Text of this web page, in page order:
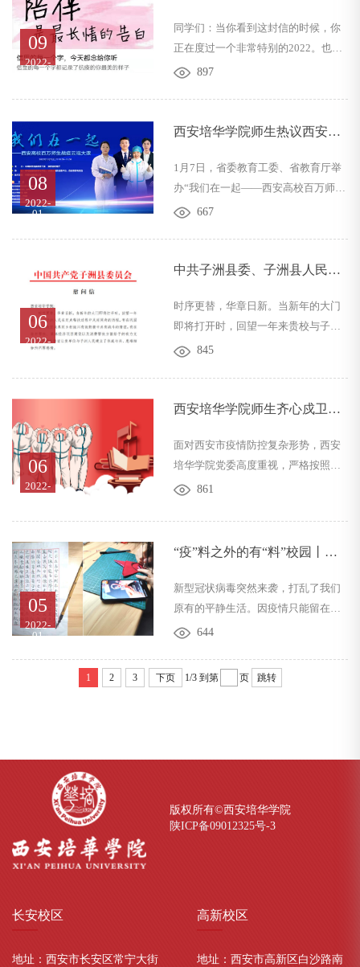
量，传递战疫信心。疫情期间，维之
图书馆积极利用线上媒介进行科普和
宣传，自1月6日起，图书馆通过微信
不容...
09
2022-
01
同学们：当你看到这封信的时候，你
正在度过一个非常特别的2022。也许
你已经提前谋划了很久，刚刚度过岁
在倒计时里眺望古城长安的月夜，还
收拾行囊，披星戴月的奔波，投入自
己走过无数遍的小路乡间。但是，古
城西安新冠肺炎疫情的突然来袭，让
繁华似锦的长...
897
08
2022-
01
西安培华学院师生热议西安高
1月7日，省委教育工委、省教育厅举
办“我们在一起——西安高校百万师生
战疫云端大课”活动，西安培华学院师
想。 西安培华学院党委书记罗新远表
全体校领导与同学们同吃同住，共同
抗击疫情，广大师生党员不分昼夜奋
战在抗疫一线，彰显了共产党员的担
统抗疫故...
667
06
2022-
01
中共子洲县委、子洲县人民政
时序更替，华章日新。当新年的大门
即将打开时，回望一年来贵校与子洲
人民在定点帮扶过程中风雨同舟的历
有在驻村帮扶、集体经济项目建设以
些帮扶情谊让贵单位与子洲人民建立
了休戚与共、患难相恤的深厚感情。
845
06
2022-
01
西安培华学院师生齐心戍卫校
面对西安市疫情防控复杂形势，西安
培华学院党委高度重视，严格按照省
委教育工委、省教育厅疫情防控安排
师生员工生命健康摆在首要位置，把
疫情防控作为当前头等重要工作抓深
统筹、严密防控，召开会议研判态
势，组建工作专班上下联动，党员干
部、师生志愿者奋战在疫情防控工作
志成城打赢此次疫情防控阻击战。--提
前谋划，反应...
861
05
2022-
01
“疫”料之外的有“料”校园丨疫
新型冠状病毒突然来袭，打乱了我们
原有的平静生活。因疫情只能留在校
园的同学们表现出积极、乐观、向上
在校，但是同学们的学习生活却是别
样的精彩。网络连线 云端相见疫情给
分享给同学们。在这个特殊时期，和
同学们一起学...
644
1 2 3 下页 1/3 到第 页 跳转
版权所有©西安培华学院
陕ICP备09012325号-3
长安校区
地址：西安市长安区常宁大街
高新校区
地址：西安市高新区白沙路南